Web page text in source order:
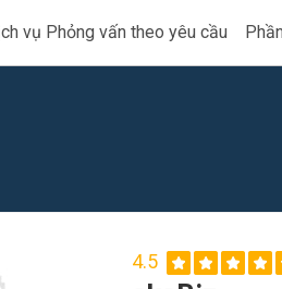
vụ Phỏng vấn theo yêu cầu
4.5